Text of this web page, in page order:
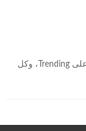
نصيحتي… كلما فتح أحدنا الفيس بوك عليه أن يدخل على Trending، وكل